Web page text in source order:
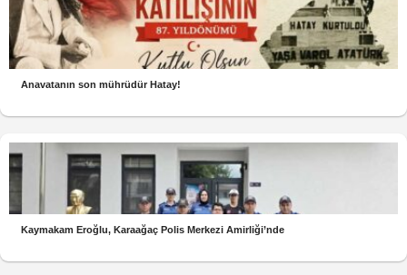
Anavatanın son mührüdür Hatay!
Kaymakam Eroğlu, Karaağaç Polis Merkezi Amirliği’nde